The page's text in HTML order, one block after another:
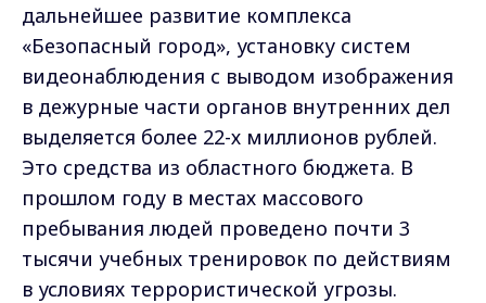
дальнейшее развитие комплекса
«Безопасный город», установку систем
видеонаблюдения с выводом изображения
в дежурные части органов внутренних дел
выделяется более 22-х миллионов рублей.
Это средства из областного бюджета. В
прошлом году в местах массового
пребывания людей проведено почти 3
тысячи учебных тренировок по действиям
в условиях террористической угрозы.